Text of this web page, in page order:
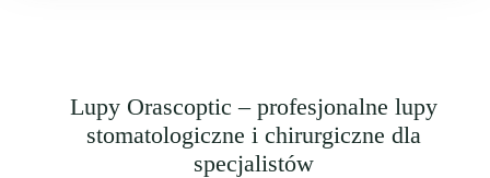
Lupy Orascoptic – profesjonalne lupy
stomatologiczne i chirurgiczne dla
specjalistów